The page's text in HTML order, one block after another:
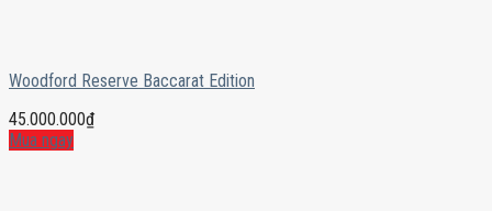
Woodford Reserve Baccarat Edition
45.000.000₫
Mua ngay